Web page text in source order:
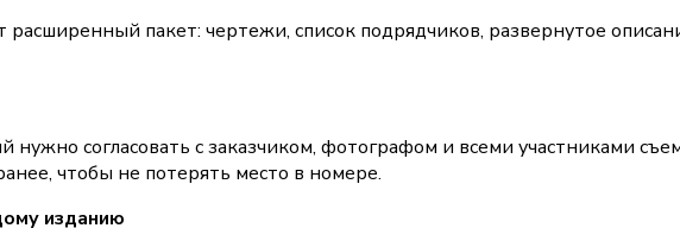
пакет: чертежи, список подрядчиков, развернутое
согласовать с заказчиком, фотографом и всеми участниками
чтобы не потерять место в номере.
изданию